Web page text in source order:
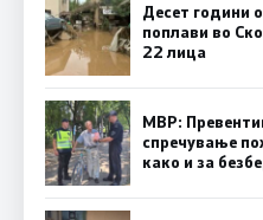
Десет години
поплави во
22 лица
МВР:
спречување
како и за